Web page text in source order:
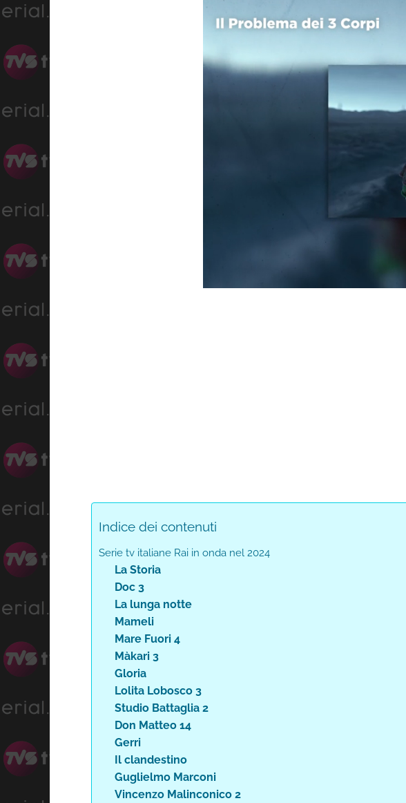
0%
Indice dei contenuti
Serie tv italiane Rai in onda nel 2024
La Storia
Doc 3
La lunga notte
Mameli
Mare Fuori 4
Màkari 3
Gloria
Lolita Lobosco 3
Studio Battaglia 2
Don Matteo 14
Gerri
Il clandestino
Guglielmo Marconi
Vincenzo Malinconico 2